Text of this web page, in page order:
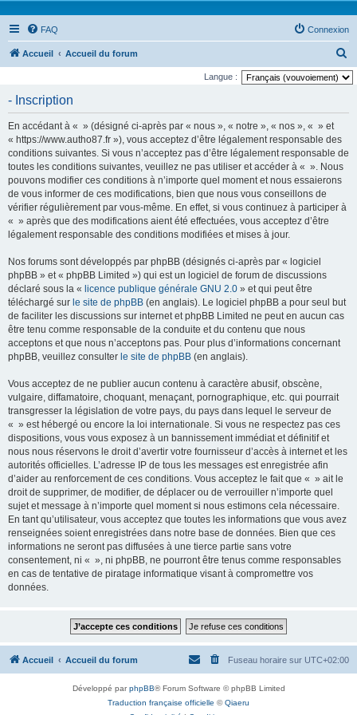
FAQ Connexion
Accueil Accueil du forum
e
Langue :
- Inscription
En accédant à « » (désigné ci-après par « nous », « notre », « nos », « » et
« https://www.autho87.fr »), vous acceptez d’être légalement responsable des
conditions suivantes. Si vous n’acceptez pas d’être légalement responsable de
toutes les conditions suivantes, veuillez ne pas utiliser et accéder à « ». Nous
pouvons modifier ces conditions à n’importe quel moment et nous essaierons
de vous informer de ces modifications, bien que nous vous conseillons de
vérifier régulièrement par vous-même. En effet, si vous continuez à participer à
« » après que des modifications aient été effectuées, vous acceptez d’être
légalement responsable des conditions modifiées et mises à jour.
Nos forums sont développés par phpBB (désignés ci-après par « logiciel
phpBB » et « phpBB Limited ») qui est un logiciel de forum de discussions
déclaré sous la « licence publique générale GNU 2.0 » et qui peut être
téléchargé sur le site de phpBB (en anglais). Le logiciel phpBB a pour seul but
de faciliter les discussions sur internet et phpBB Limited ne peut en aucun cas
être tenu comme responsable de la conduite et du contenu que nous
acceptons et que nous n’acceptons pas. Pour plus d’informations concernant
phpBB, veuillez consulter le site de phpBB (en anglais).
Vous acceptez de ne publier aucun contenu à caractère abusif, obscène,
vulgaire, diffamatoire, choquant, menaçant, pornographique, etc. qui pourrait
transgresser la législation de votre pays, du pays dans lequel le serveur de
« » est hébergé ou encore la loi internationale. Si vous ne respectez pas ces
dispositions, vous vous exposez à un bannissement immédiat et définitif et
nous nous réservons le droit d’avertir votre fournisseur d’accès à internet et les
autorités officielles. L’adresse IP de tous les messages est enregistrée afin
d’aider au renforcement de ces conditions. Vous acceptez le fait que « » ait le
droit de supprimer, de modifier, de déplacer ou de verrouiller n’importe quel
sujet et message à n’importe quel moment si nous estimons cela nécessaire.
En tant qu’utilisateur, vous acceptez que toutes les informations que vous avez
renseignées soient enregistrées dans notre base de données. Bien que ces
informations ne seront pas diffusées à une tierce partie sans votre
consentement, ni « », ni phpBB, ne pourront être tenus comme responsables
en cas de tentative de piratage informatique visant à compromettre vos
données.
Accueil Accueil du forum Fuseau horaire sur UTC+02:00
Développé parphpBB® Forum Software © phpBB Limited
Traduction française officielle ©Qiaeru